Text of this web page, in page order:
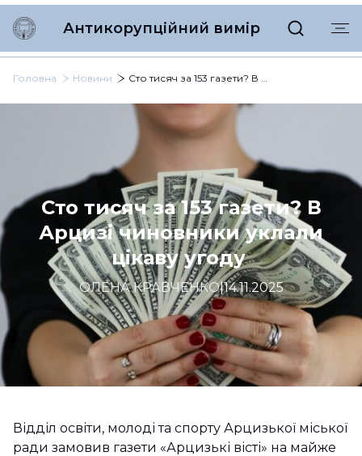
Антикорупційний вимір
Головна Новини Сто тисяч за 153 газети? В Арцизі чиновники уклали цікаву угоду
Сто тисяч за 153 газети? В
Арцизі чиновники уклали
цікаву угоду
ОЛЕНА КРАВЧЕНКО|14.11.2025
Відділ освіти, молоді та спорту Арцизької міської
ради замовив газети «Арцизькі вісті» на майже